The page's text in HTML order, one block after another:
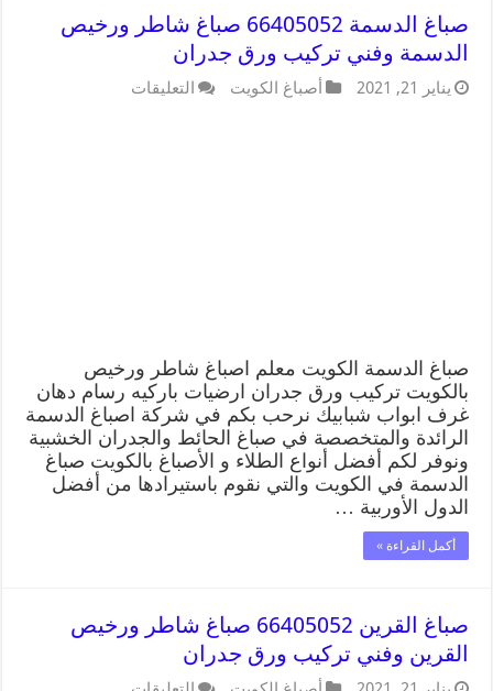
صباغ الدسمة 66405052 صباغ شاطر ورخيص
الدسمة وفني تركيب ورق جدران
يناير 21, 2021 أصباغ الكويت التعليقات
صباغ الدسمة الكويت معلم اصباغ شاطر ورخيص
بالكويت تركيب ورق جدران ارضيات باركيه رسام دهان
غرف ابواب شبابيك نرحب بكم في شركة اصباغ الدسمة
الرائدة والمتخصصة في صباغ الحائط والجدران الخشبية
ونوفر لكم أفضل أنواع الطلاء و الأصباغ بالكويت صباغ
الدسمة في الكويت والتي نقوم باستيرادها من أفضل
الدول الأوربية …
أكمل القراءة »
صباغ القرين 66405052 صباغ شاطر ورخيص
القرين وفني تركيب ورق جدران